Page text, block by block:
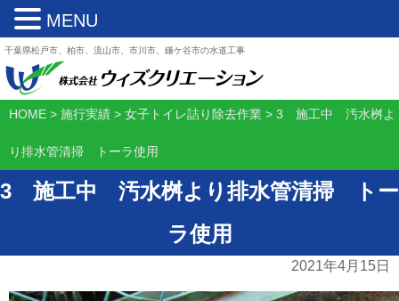
千葉県松戸市、柏市、流山市、市川市、鎌ケ谷市の水道工事
HOME > 施行実績 > 女子トイレ詰り除去作業 > 3 施工中 汚水桝よ
り排水管清掃 トーラ使用
3 施工中 汚水桝より排水管清掃 トー
ラ使用
2021年4月15日
MENU